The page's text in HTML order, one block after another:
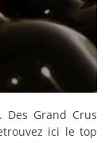
Des Grand Crus
ici le top